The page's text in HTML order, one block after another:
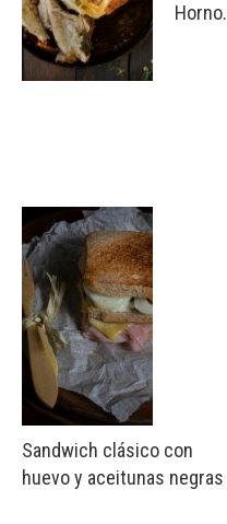
Horno.
Sandwich clásico con
huevo y aceitunas negras